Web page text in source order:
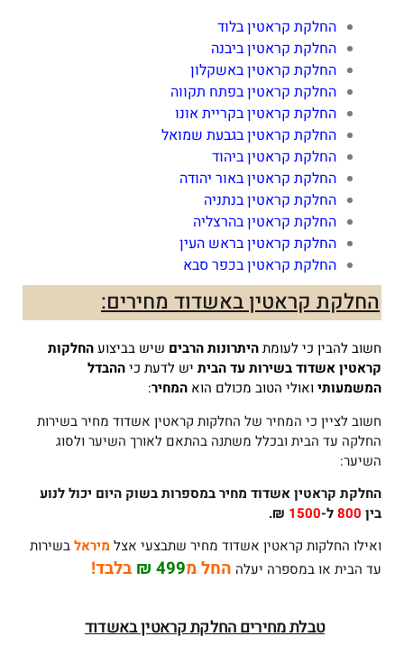
החלקת קראטין בלוד
החלקת קראטין ביבנה
החלקת קראטין באשקלון
החלקת קראטין בפתח תקווה
החלקת קראטין בקריית אונו
החלקת קראטין בגבעת שמואל
החלקת קראטין ביהוד
החלקת קראטין באור יהודה
החלקת קראטין בנתניה
החלקת קראטין בהרצליה
החלקת קראטין בראש העין
החלקת קראטין בכפר סבא
החלקת קראטין באשדוד מחירים:
חשוב להבין כי לעומתהיתרונות הרבים שיש בביצועהחלקות
קראטין אשדודבשירות עד הבית יש לדעת כיההבדל
המשמעותיואולי הטוב מכולם הוא המחיר:
חשוב לציין כי המחיר של החלקות קראטין אשדוד מחיר בשירות
החלקה עד הבית ובכלל משתנה בהתאם לאורך השיער ולסוג
השיער:
החלקת קראטין אשדוד מחיר במספרות בשוק היום יכול לנוע
בין 800ל-1500
₪.
ואילו החלקות קראטין אשדוד מחיר שתבצעי אצל מיראלבשירות
עד הבית או במספרה יעלה החל מ499 ₪ בלבד!
טבלת מחירים החלקת קראטין באשדוד